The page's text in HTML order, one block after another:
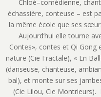
Chloé–comédienne,
échassière, conteuse – est
la même école que ses
Aujourd’hui elle tourne
Contes», contes et Qi Gong
nature (Cie Fractale), « En
(danseuse, chanteuse,
bal), et monte sur ses
(Cie Lilou, Cie Montrieurs).